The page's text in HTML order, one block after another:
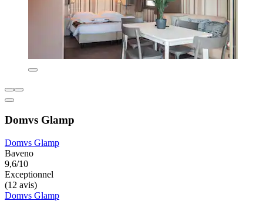
Domvs Glamp
Domvs Glamp
Baveno
9,6/10
Exceptionnel
(12 avis)
Domvs Glamp